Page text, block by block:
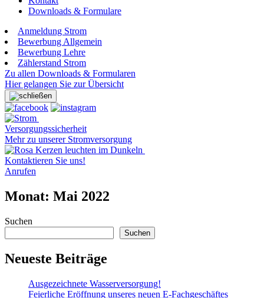
Downloads & Formulare
Anmeldung Strom
Bewerbung Allgemein
Bewerbung Lehre
Zählerstand Strom
Zu allen Downloads & Formularen
Hier gelangen Sie zur Übersicht
Versorgungssicherheit
Mehr zu unserer Stromversorgung
Kontaktieren Sie uns!
Anrufen
Monat: Mai 2022
Suchen
Suchen
Neueste Beiträge
Ausgezeichnete Wasserversorgung!
Feierliche Eröffnung unseres neuen E-Fachgeschäftes